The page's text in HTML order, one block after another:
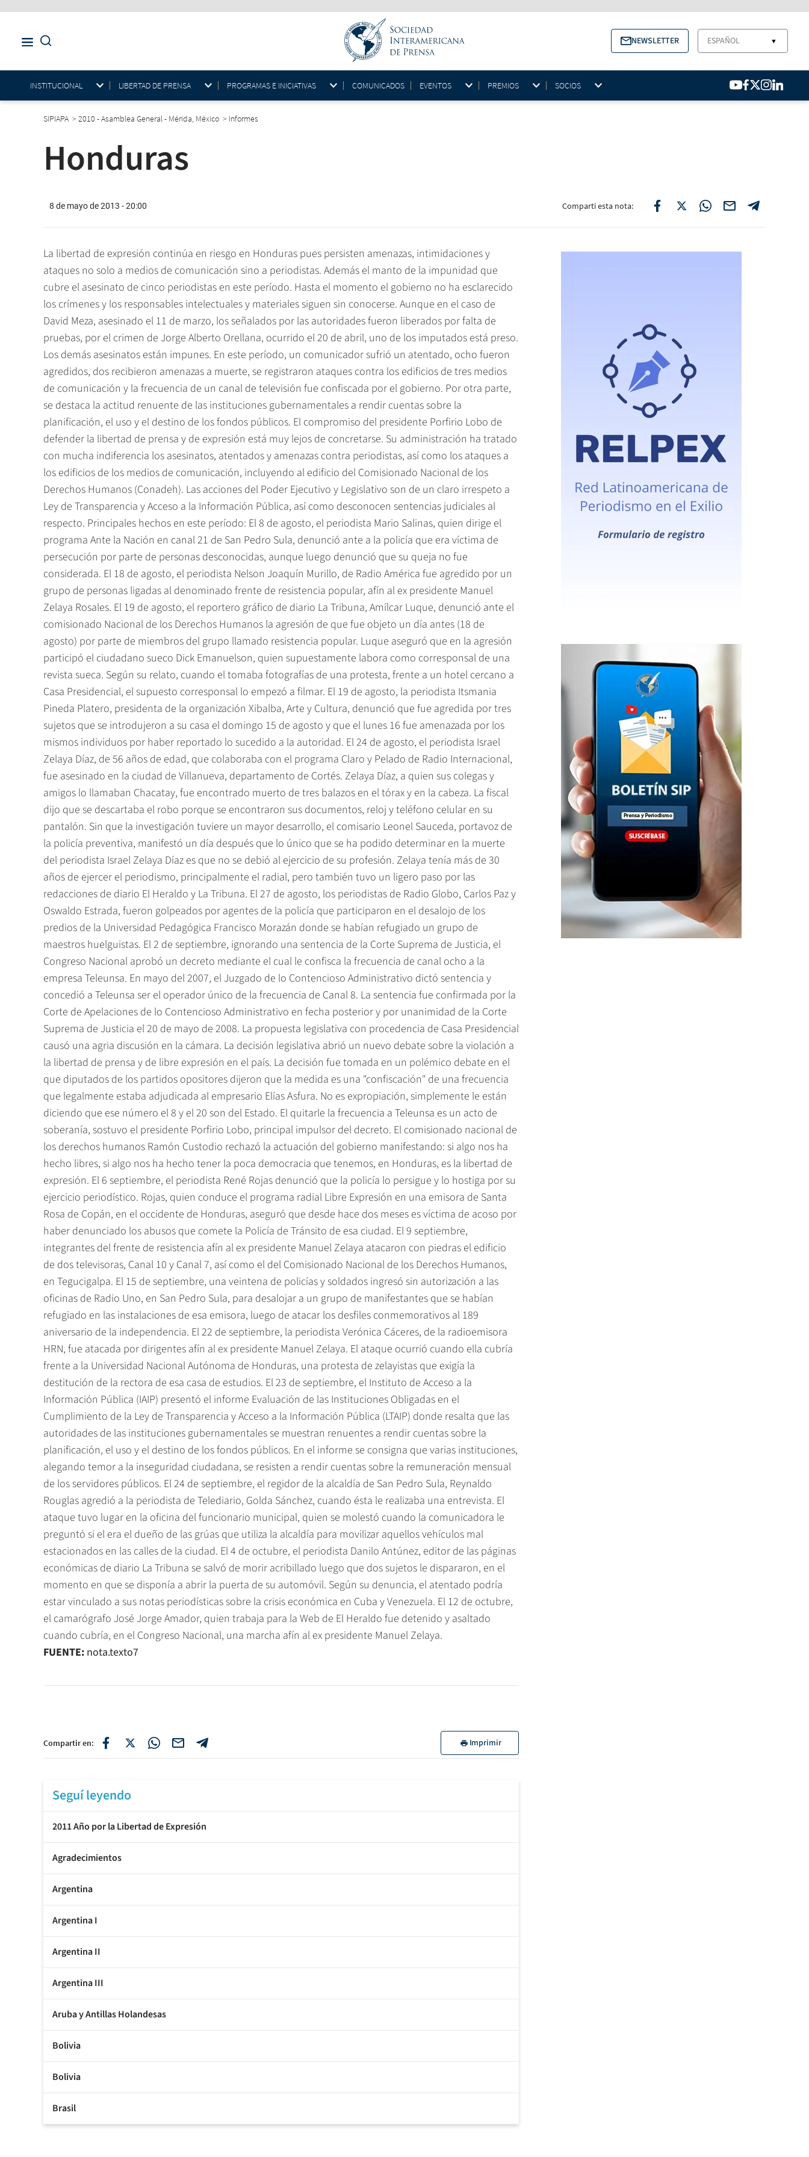
NEWSLETTER ESPAÑOL ▼
INSTITUCIONAL LIBERTAD DE PRENSA PROGRAMAS E INICIATIVAS COMUNICADOS EVENTOS PREMIOS SOCIOS
SIPIAPA >2010 - Asamblea General - Mérida, México > Informes
Honduras
8 de mayo de 2013 - 20:00 Compartí esta nota:
La libertad de expresión continúa en riesgo en Honduras pues persisten amenazas, intimidaciones y
ataques no solo a medios de comunicación sino a periodistas. Además el manto de la impunidad que
cubre el asesinato de cinco periodistas en este período. Hasta el momento el gobierno no ha esclarecido
los crímenes y los responsables intelectuales y materiales siguen sin conocerse. Aunque en el caso de
David Meza, asesinado el 11 de marzo, los señalados por las autoridades fueron liberados por falta de
pruebas, por el crimen de Jorge Alberto Orellana, ocurrido el 20 de abril, uno de los imputados está preso.
Los demás asesinatos están impunes. En este período, un comunicador sufrió un atentado, ocho fueron
agredidos, dos recibieron amenazas a muerte, se registraron ataques contra los edificios de tres medios
de comunicación y la frecuencia de un canal de televisión fue confiscada por el gobierno. Por otra parte,
se destaca la actitud renuente de las instituciones gubernamentales a rendir cuentas sobre la
planificación, el uso y el destino de los fondos públicos. El compromiso del presidente Porfirio Lobo de
defender la libertad de prensa y de expresión está muy lejos de concretarse. Su administración ha tratado
con mucha indiferencia los asesinatos, atentados y amenazas contra periodistas, así como los ataques a
los edificios de los medios de comunicación, incluyendo al edificio del Comisionado Nacional de los
Derechos Humanos (Conadeh). Las acciones del Poder Ejecutivo y Legislativo son de un claro irrespeto a
Ley de Transparencia y Acceso a la Información Pública, así como desconocen sentencias judiciales al
respecto. Principales hechos en este período: El 8 de agosto, el periodista Mario Salinas, quien dirige el
programa Ante la Nación en canal 21 de San Pedro Sula, denunció ante a la policía que era víctima de
persecución por parte de personas desconocidas, aunque luego denunció que su queja no fue
considerada. El 18 de agosto, el periodista Nelson Joaquín Murillo, de Radio América fue agredido por un
grupo de personas ligadas al denominado frente de resistencia popular, afín al ex presidente Manuel
Zelaya Rosales. El 19 de agosto, el reportero gráfico de diario La Tribuna, Amílcar Luque, denunció ante el
comisionado Nacional de los Derechos Humanos la agresión de que fue objeto un día antes (18 de
agosto) por parte de miembros del grupo llamado resistencia popular. Luque aseguró que en la agresión
participó el ciudadano sueco Dick Emanuelson, quien supuestamente labora como corresponsal de una
revista sueca. Según su relato, cuando el tomaba fotografías de una protesta, frente a un hotel cercano a
Casa Presidencial, el supuesto corresponsal lo empezó a filmar. El 19 de agosto, la periodista Itsmania
Pineda Platero, presidenta de la organización Xibalba, Arte y Cultura, denunció que fue agredida por tres
sujetos que se introdujeron a su casa el domingo 15 de agosto y que el lunes 16 fue amenazada por los
mismos individuos por haber reportado lo sucedido a la autoridad. El 24 de agosto, el periodista Israel
Zelaya Díaz, de 56 años de edad, que colaboraba con el programa Claro y Pelado de Radio Internacional,
fue asesinado en la ciudad de Villanueva, departamento de Cortés. Zelaya Díaz, a quien sus colegas y
amigos lo llamaban Chacatay, fue encontrado muerto de tres balazos en el tórax y en la cabeza. La fiscal
dijo que se descartaba el robo porque se encontraron sus documentos, reloj y teléfono celular en su
pantalón. Sin que la investigación tuviere un mayor desarrollo, el comisario Leonel Sauceda, portavoz de
la policía preventiva, manifestó un día después que lo único que se ha podido determinar en la muerte
del periodista Israel Zelaya Díaz es que no se debió al ejercicio de su profesión. Zelaya tenía más de 30
años de ejercer el periodismo, principalmente el radial, pero también tuvo un ligero paso por las
redacciones de diario El Heraldo y La Tribuna. El 27 de agosto, los periodistas de Radio Globo, Carlos Paz y
Oswaldo Estrada, fueron golpeados por agentes de la policía que participaron en el desalojo de los
predios de la Universidad Pedagógica Francisco Morazán donde se habían refugiado un grupo de
maestros huelguistas. El 2 de septiembre, ignorando una sentencia de la Corte Suprema de Justicia, el
Congreso Nacional aprobó un decreto mediante el cual le confisca la frecuencia de canal ocho a la
empresa Teleunsa. En mayo del 2007, el Juzgado de lo Contencioso Administrativo dictó sentencia y
concedió a Teleunsa ser el operador único de la frecuencia de Canal 8. La sentencia fue confirmada por la
Corte de Apelaciones de lo Contencioso Administrativo en fecha posterior y por unanimidad de la Corte
Suprema de Justicia el 20 de mayo de 2008. La propuesta legislativa con procedencia de Casa Presidencial
causó una agria discusión en la cámara. La decisión legislativa abrió un nuevo debate sobre la violación a
la libertad de prensa y de libre expresión en el país. La decisión fue tomada en un polémico debate en el
que diputados de los partidos opositores dijeron que la medida es una "confiscación" de una frecuencia
que legalmente estaba adjudicada al empresario Elías Asfura. No es expropiación, simplemente le están
diciendo que ese número el 8 y el 20 son del Estado. El quitarle la frecuencia a Teleunsa es un acto de
soberanía, sostuvo el presidente Porfirio Lobo, principal impulsor del decreto. El comisionado nacional de
los derechos humanos Ramón Custodio rechazó la actuación del gobierno manifestando: si algo nos ha
hecho libres, si algo nos ha hecho tener la poca democracia que tenemos, en Honduras, es la libertad de
expresión. El 6 septiembre, el periodista René Rojas denunció que la policía lo persigue y lo hostiga por su
ejercicio periodístico. Rojas, quien conduce el programa radial Libre Expresión en una emisora de Santa
Rosa de Copán, en el occidente de Honduras, aseguró que desde hace dos meses es víctima de acoso por
haber denunciado los abusos que comete la Policía de Tránsito de esa ciudad. El 9 septiembre,
integrantes del frente de resistencia afín al ex presidente Manuel Zelaya atacaron con piedras el edificio
de dos televisoras, Canal 10 y Canal 7, así como el del Comisionado Nacional de los Derechos Humanos,
en Tegucigalpa. El 15 de septiembre, una veintena de policías y soldados ingresó sin autorización a las
oficinas de Radio Uno, en San Pedro Sula, para desalojar a un grupo de manifestantes que se habían
refugiado en las instalaciones de esa emisora, luego de atacar los desfiles conmemorativos al 189
aniversario de la independencia. El 22 de septiembre, la periodista Verónica Cáceres, de la radioemisora
HRN, fue atacada por dirigentes afín al ex presidente Manuel Zelaya. El ataque ocurrió cuando ella cubría
frente a la Universidad Nacional Autónoma de Honduras, una protesta de zelayistas que exigía la
destitución de la rectora de esa casa de estudios. El 23 de septiembre, el Instituto de Acceso a la
Información Pública (IAIP) presentó el informe Evaluación de las Instituciones Obligadas en el
Cumplimiento de la Ley de Transparencia y Acceso a la Información Pública (LTAIP) donde resalta que las
autoridades de las instituciones gubernamentales se muestran renuentes a rendir cuentas sobre la
planificación, el uso y el destino de los fondos públicos. En el informe se consigna que varias instituciones,
alegando temor a la inseguridad ciudadana, se resisten a rendir cuentas sobre la remuneración mensual
de los servidores públicos. El 24 de septiembre, el regidor de la alcaldía de San Pedro Sula, Reynaldo
Rouglas agredió a la periodista de Telediario, Golda Sánchez, cuando ésta le realizaba una entrevista. El
ataque tuvo lugar en la oficina del funcionario municipal, quien se molestó cuando la comunicadora le
preguntó si el era el dueño de las grúas que utiliza la alcaldía para movilizar aquellos vehículos mal
estacionados en las calles de la ciudad. El 4 de octubre, el periodista Danilo Antúnez, editor de las páginas
económicas de diario La Tribuna se salvó de morir acribillado luego que dos sujetos le dispararon, en el
momento en que se disponía a abrir la puerta de su automóvil. Según su denuncia, el atentado podría
estar vinculado a sus notas periodísticas sobre la crisis económica en Cuba y Venezuela. El 12 de octubre,
el camarógrafo José Jorge Amador, quien trabaja para la Web de El Heraldo fue detenido y asaltado
cuando cubría, en el Congreso Nacional, una marcha afín al ex presidente Manuel Zelaya.
FUENTE: nota.texto7
Compartir en: Imprimir
Seguí leyendo
2011 Año por la Libertad de Expresión
Agradecimientos
Argentina
Argentina I
Argentina II
Argentina III
Aruba y Antillas Holandesas
Bolivia
Bolivia
Brasil